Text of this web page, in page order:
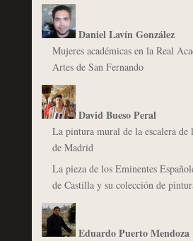
Daniel Lavín González
Mujeres académicas en la Real
Artes de San Fernando
David Bueso Peral
La pintura mural de la escalera de
de Madrid
La pieza de los Eminentes
de Castilla y su colección de
Eduardo Puerto Mendoza